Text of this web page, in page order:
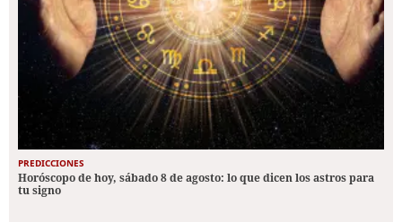
PREDICCIONES
Horóscopo de hoy, sábado 8 de agosto: lo que dicen los astros para
tu signo